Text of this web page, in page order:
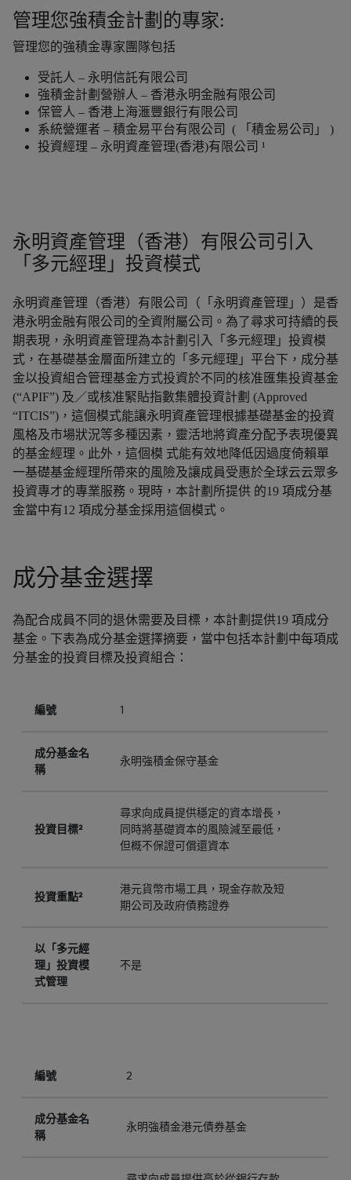
管理您強積金計劃的專家:
管理您的強積金專家團隊包括
受託人 – 永明信託有限公司
強積金計劃營辦人 – 香港永明金融有限公司
保管人 – 香港上海滙豐銀行有限公司
系統營運者 – 積金易平台有限公司 ( 「積金易公司」 )
投資經理 – 永明資產管理(香港)有限公司 ¹
永明資產管理（香港）有限公司引入
「多元經理」投資模式
永明資產管理（香港）有限公司（「永明資產管理」）是香
港永明金融有限公司的全資附屬公司。為了尋求可持續的長
期表現，永明資產管理為本計劃引入「多元經理」投資模
式，在基礎基金層面所建立的「多元經理」平台下，成分基
金以投資組合管理基金方式投資於不同的核准匯集投資基金
(“APIF”) 及／或核准緊貼指數集體投資計劃 (Approved
“ITCIS”)，這個模式能讓永明資產管理根據基礎基金的投資
風格及市場狀況等多種因素，靈活地將資產分配予表現優異
的基金經理。此外，這個模 式能有效地降低因過度倚賴單
一基礎基金經理所帶來的風險及讓成員受惠於全球云云眾多
投資專才的專業服務。現時，本計劃所提供 的19 項成分基
金當中有12 項成分基金採用這個模式。
成分基金選擇
為配合成員不同的退休需要及目標，本計劃提供19 項成分
基金。下表為成分基金選擇摘要，當中包括本計劃中每項成
分基金的投資目標及投資組合：
編號 1
成分基金名
稱
永明強積金保守基金
投資目標²
尋求向成員提供穩定的資本增長，
同時將基礎資本的風險減至最低，
但概不保證可償還資本
投資重點²
港元貨幣市場工具，現金存款及短
期公司及政府債務證券
以「多元經
理」投資模
式管理
不是
編號 2
成分基金名
稱
永明強積金港元債券基金